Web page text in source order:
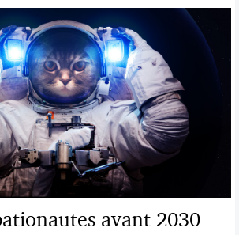
avant 2030